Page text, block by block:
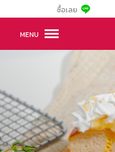
ซื้อเลย
MENU